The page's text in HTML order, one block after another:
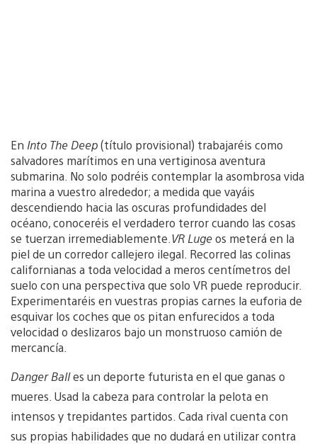
En Into The Deep(título provisional) trabajaréis como
salvadores marítimos en una vertiginosa aventura
submarina. No solo podréis contemplar la asombrosa vida
marina a vuestro alrededor; a medida que vayáis
descendiendo hacia las oscuras profundidades del
océano, conoceréis el verdadero terror cuando las cosas
se tuerzan irremediablemente. VR Lugeos meterá en la
piel de un corredor callejero ilegal. Recorred las colinas
californianas a toda velocidad a meros centímetros del
suelo con una perspectiva que solo VR puede reproducir.
Experimentaréis en vuestras propias carnes la euforia de
esquivar los coches que os pitan enfurecidos a toda
velocidad o deslizaros bajo un monstruoso camión de
mercancía.
Danger Balles un deporte futurista en el que ganas o
mueres. Usad la cabeza para controlar la pelota en
intensos y trepidantes partidos. Cada rival cuenta con
sus propias habilidades que no dudará en utilizar contra